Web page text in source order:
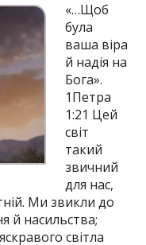
«…Щоб
була
ваша віра
й надія на
Бога».
1Петра
1:21 Цей
світ
такий
звичний
для нас,
Ми звикли до
й насильства;
світла